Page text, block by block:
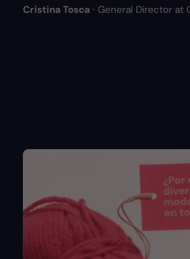
Cristina Tosca · General Director at